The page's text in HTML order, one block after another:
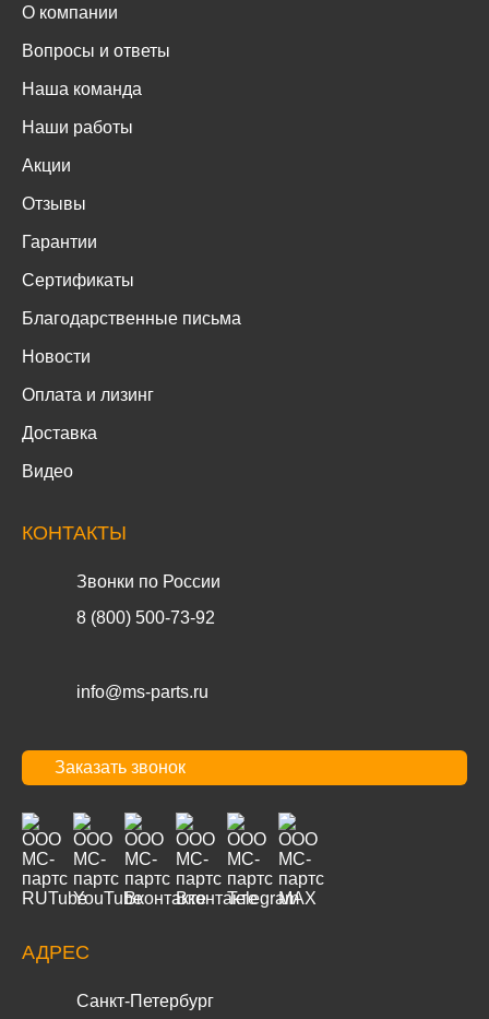
О компании
Вопросы и ответы
Наша команда
Наши работы
Акции
Отзывы
Гарантии
Сертификаты
Благодарственные письма
Новости
Оплата и лизинг
Доставка
Видео
КОНТАКТЫ
Звонки по России
8 (800) 500-73-92
info@ms-parts.ru
Заказать звонок
АДРЕС
Санкт-Петербург